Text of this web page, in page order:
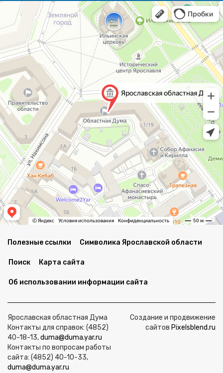
Полезные ссылки Символика Ярославской области
Поиск Карта сайта
Об использовании информации сайта
Ярославская областная Дума
Контакты для справок: (4852)
40-18-13,duma@duma.yar.ru
Контакты по вопросам работы
сайта: (4852) 40-10-33,
duma@duma.yar.ru
Создание и продвижение
сайтов Pixelsblend.ru